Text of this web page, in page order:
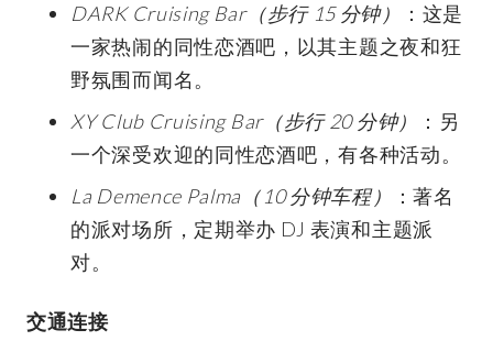
DARK Cruising Bar（步行 15 分钟）
：这是
一家热闹的同性恋酒吧，以其主题之夜和狂
野氛围而闻名。
XY Club Cruising Bar（步行 20 分钟）
：另
一个深受欢迎的同性恋酒吧，有各种活动。
La Demence Palma（10 分钟车程）
：著名
的派对场所，定期举办 DJ 表演和主题派
对。
交通连接